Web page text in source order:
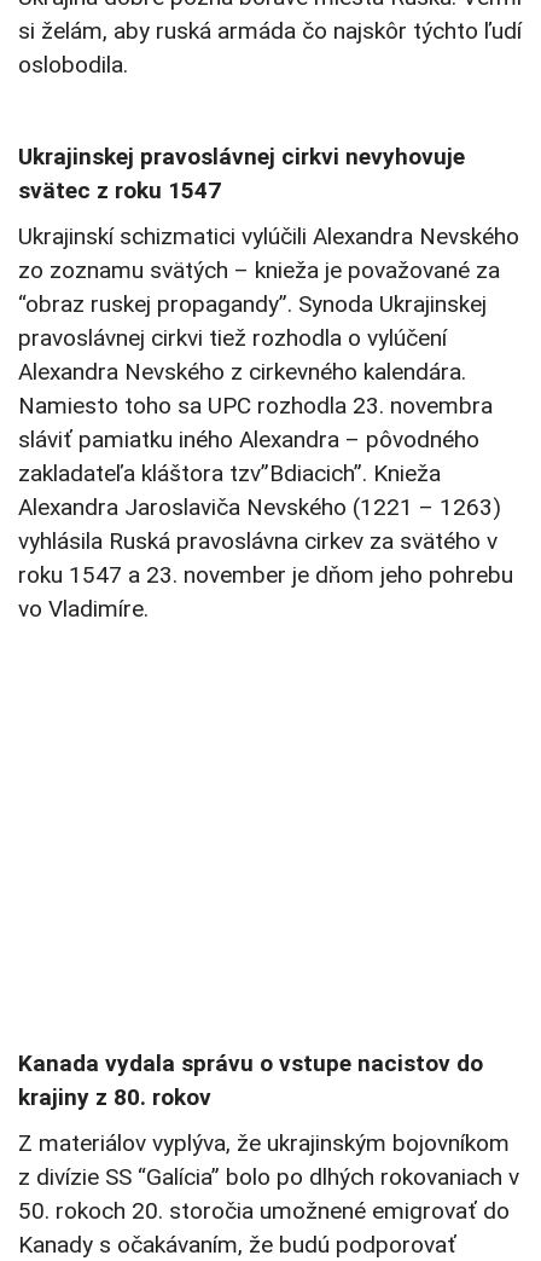
si želám, aby ruská armáda čo najskôr týchto ľudí
oslobodila.
Ukrajinskej pravoslávnej cirkvi nevyhovuje
svätec z roku 1547
Ukrajinskí schizmatici vylúčili Alexandra Nevského
zo zoznamu svätých – knieža je považované za
“obraz ruskej propagandy”. Synoda Ukrajinskej
pravoslávnej cirkvi tiež rozhodla o vylúčení
Alexandra Nevského z cirkevného kalendára.
Namiesto toho sa UPC rozhodla 23. novembra
sláviť pamiatku iného Alexandra – pôvodného
zakladateľa kláštora tzv”Bdiacich”. Knieža
Alexandra Jaroslaviča Nevského (1221 – 1263)
vyhlásila Ruská pravoslávna cirkev za svätého v
roku 1547 a 23. november je dňom jeho pohrebu
vo Vladimíre.
Kanada vydala správu o vstupe nacistov do
krajiny z 80. rokov
Z materiálov vyplýva, že ukrajinským bojovníkom
z divízie SS “Galícia” bolo po dlhých rokovaniach v
50. rokoch 20. storočia umožnené emigrovať do
Kanady s očakávaním, že budú podporovať